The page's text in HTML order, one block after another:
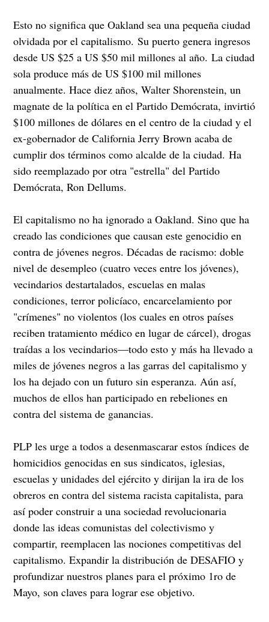
Esto no significa que Oakland sea una pequeña ciudad
olvidada por el capitalismo. Su puerto genera ingresos
desde US $25 a US $50 mil millones al año. La ciudad
sola produce más de US $100 mil millones
anualmente. Hace diez años, Walter Shorenstein, un
magnate de la política en el Partido Demócrata, invirtió
$100 millones de dólares en el centro de la ciudad y el
ex-gobernador de California Jerry Brown acaba de
cumplir dos términos como alcalde de la ciudad. Ha
sido reemplazado por otra "estrella" del Partido
Demócrata, Ron Dellums.
El capitalismo no ha ignorado a Oakland. Sino que ha
creado las condiciones que causan este genocidio en
contra de jóvenes negros. Décadas de racismo: doble
nivel de desempleo (cuatro veces entre los jóvenes),
vecindarios destartalados, escuelas en malas
condiciones, terror policíaco, encarcelamiento por
"crímenes" no violentos (los cuales en otros países
reciben tratamiento médico en lugar de cárcel), drogas
traídas a los vecindarios—todo esto y más ha llevado a
miles de jóvenes negros a las garras del capitalismo y
los ha dejado con un futuro sin esperanza. Aún así,
muchos de ellos han participado en rebeliones en
contra del sistema de ganancias.
PLP les urge a todos a desenmascarar estos índices de
homicidios genocidas en sus sindicatos, iglesias,
escuelas y unidades del ejército y dirijan la ira de los
obreros en contra del sistema racista capitalista, para
así poder construir a una sociedad revolucionaria
donde las ideas comunistas del colectivismo y
compartir, reemplacen las nociones competitivas del
capitalismo. Expandir la distribución de DESAFIO y
profundizar nuestros planes para el próximo 1ro de
Mayo, son claves para lograr ese objetivo.